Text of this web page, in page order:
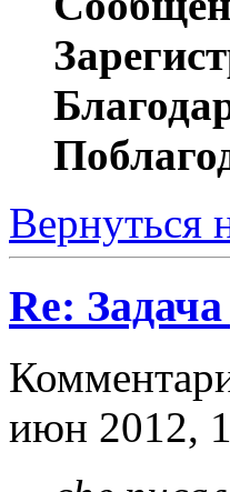
Вернуться
Re:
июн 2012,